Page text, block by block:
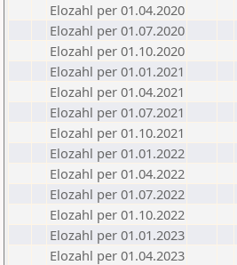
Elozahl per 01.04.2020
Elozahl per 01.07.2020
Elozahl per 01.10.2020
Elozahl per 01.01.2021
Elozahl per 01.04.2021
Elozahl per 01.07.2021
Elozahl per 01.10.2021
Elozahl per 01.01.2022
Elozahl per 01.04.2022
Elozahl per 01.07.2022
Elozahl per 01.10.2022
Elozahl per 01.01.2023
Elozahl per 01.04.2023